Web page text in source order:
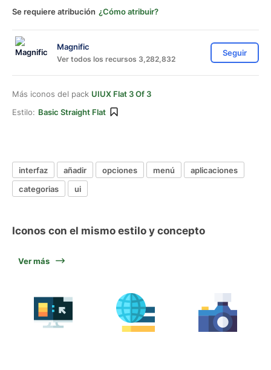
Se requiere atribución ¿Cómo atribuir?
Magnific
Ver todos los recursos 3,282,832
Seguir
Más iconos del pack UIUX Flat 3 Of 3
Estilo: Basic Straight Flat
interfaz añadir opciones menú
aplicaciones
categorias
ui
Iconos con el mismo estilo y concepto
Ver más